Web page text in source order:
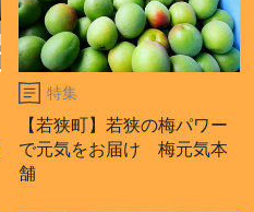
特集
【若狭町】若狭の梅パワー
で元気をお届け 梅元気本
舗